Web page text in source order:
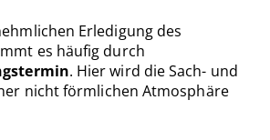
Erledigung des
es häufig durch
. Hier wird die Sach- und
nicht förmlichen Atmosphäre